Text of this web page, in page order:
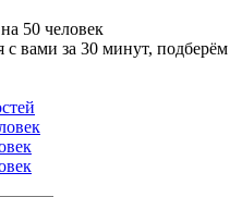
50 человек
вами за 30 минут, подберём